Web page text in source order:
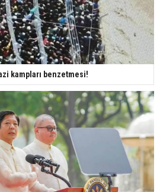
kampları benzetmesi!